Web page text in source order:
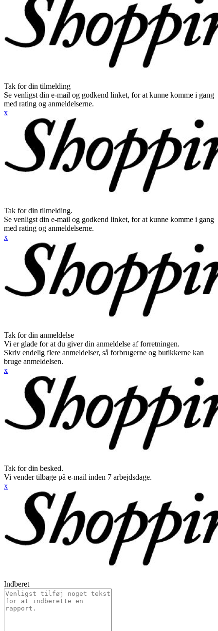
Tak for din tilmelding
Se venligst din e-mail og godkend linket, for at kunne komme i gang
med rating og anmeldelserne.
x
Tak for din tilmelding.
Se venligst din e-mail og godkend linket, for at kunne komme i gang
med rating og anmeldelserne.
x
Tak for din anmeldelse
Vi er glade for at du giver din anmeldelse af forretningen.
Skriv endelig flere anmeldelser, så forbrugerne og butikkerne kan
bruge anmeldelsen.
x
Tak for din besked.
Vi vender tilbage på e-mail inden 7 arbejdsdage.
x
Indberet